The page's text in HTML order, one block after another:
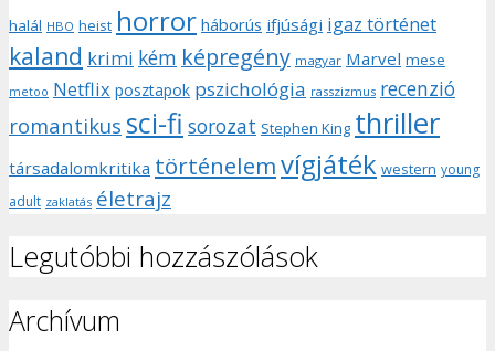
halál HBO heist horror háborús ifjúsági igaz történet
kaland krimi kém képregény magyar Marvel mese
metoo Netflix posztapok pszichológia rasszizmus recenzió
romantikus sci-fi sorozat Stephen King thriller
társadalomkritika történelemvígjáték western young
adult zaklatás életrajz
Legutóbbi hozzászólások
Archívum